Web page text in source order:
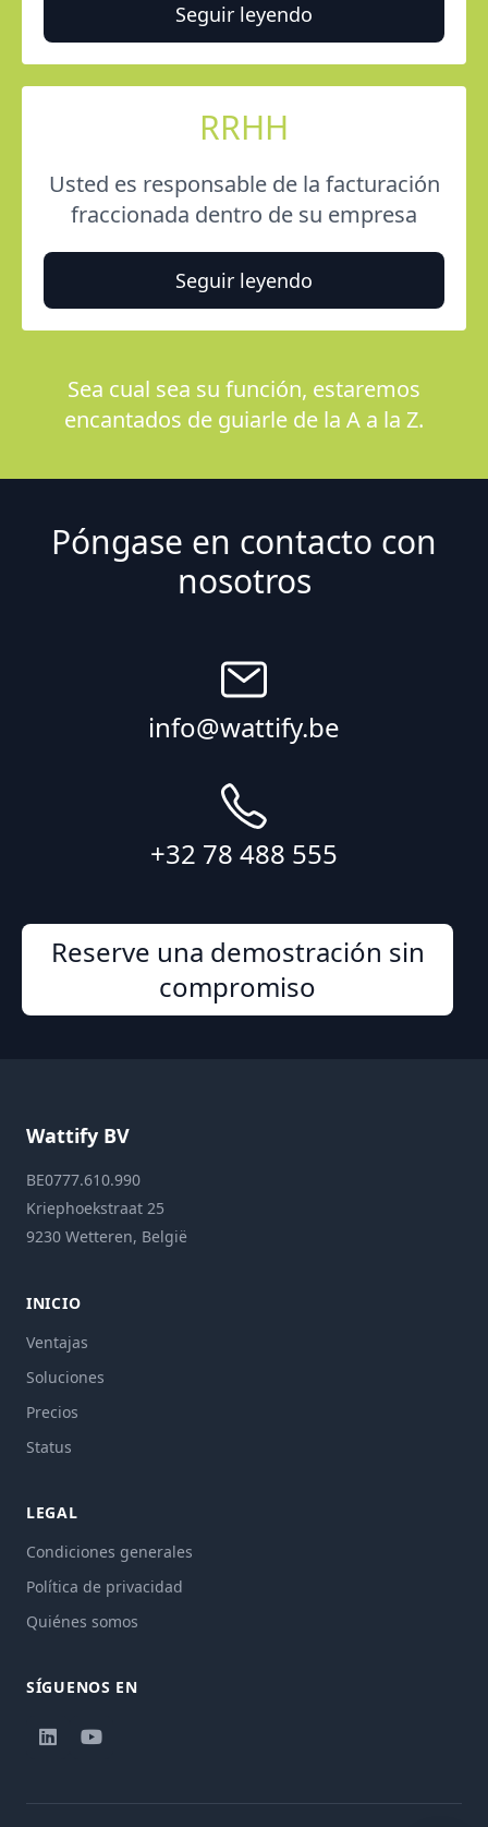
Seguir leyendo
RRHH
Usted es responsable de la facturación
fraccionada dentro de su empresa
Seguir leyendo
Sea cual sea su función, estaremos
encantados de guiarle de la A a la Z.
Póngase en contacto con
nosotros
info@wattify.be
+32 78 488 555
Reserve una demostración sin
compromiso
Wattify BV
BE0777.610.990
Kriephoekstraat 25
9230 Wetteren, België
INICIO
Ventajas
Soluciones
Precios
Status
LEGAL
Condiciones generales
Política de privacidad
Quiénes somos
SÍGUENOS EN